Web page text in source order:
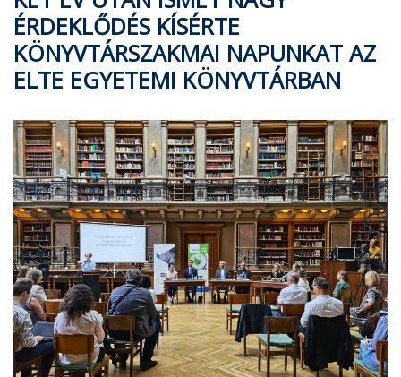
ÉRDEKLŐDÉS KÍSÉRTE
KÖNYVTÁRSZAKMAI NAPUNKAT AZ
ELTE EGYETEMI KÖNYVTÁRBAN